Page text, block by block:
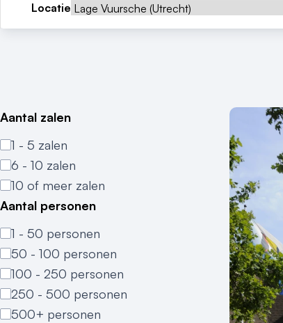
Locatie
Aantal zalen
1 - 5 zalen
6 - 10 zalen
10 of meer zalen
Aantal personen
1 - 50 personen
50 - 100 personen
100 - 250 personen
250 - 500 personen
500+ personen